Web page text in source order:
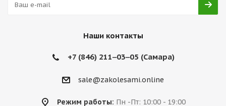
Наши контакты
+7 (846) 211‒03‒05 (Самара)
sale@zakolesami.online
Режим работы: Пн -Пт: 10:00 - 19:00